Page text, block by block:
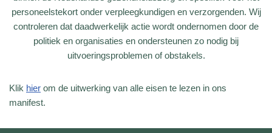
personeelstekort onder verpleegkundigen en verzorgenden. Wij
controleren dat daadwerkelijk actie wordt ondernomen door de
politiek en organisaties en ondersteunen zo nodig bij
uitvoeringsproblemen of obstakels.
Klik hier om de uitwerking van alle eisen te lezen in ons
manifest.